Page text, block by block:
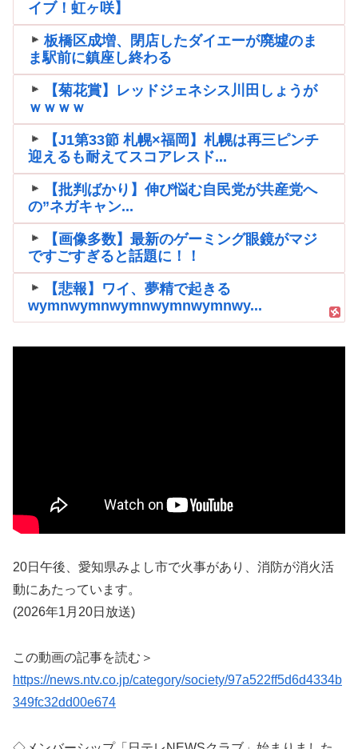
イブ！虹ヶ咲】
板橋区成増、閉店したダイエーが廃墟のま
ま駅前に鎮座し終わる
【菊花賞】レッドジェネシス川田しょうが
ｗｗｗｗ
【J1第33節 札幌×福岡】札幌は再三ピンチ
迎えるも耐えてスコアレスド...
【批判ばかり】伸び悩む自民党が共産党へ
の”ネガキャン...
【画像多数】最新のゲーミング眼鏡がマジ
ですごすぎると話題に！！
【悲報】ワイ、夢精で起きる
wymnwymnwymnwymnwymnwy...
20日午後、愛知県みよし市で火事があり、消防が消火活
動にあたっています。
(2026年1月20日放送)
この動画の記事を読む＞
https://news.ntv.co.jp/category/society/97a522ff5d6d4334b
349fc32dd00e674